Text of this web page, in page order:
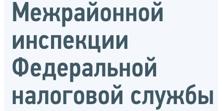
Межрайонной
инспекции
Федеральной
налоговой службы